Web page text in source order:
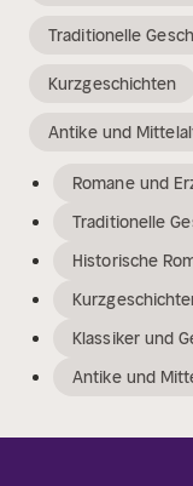
Traditionelle
Kurzgeschichten
Antike und
Romane und
Traditionelle
Historische
Klassiker und
Antike und